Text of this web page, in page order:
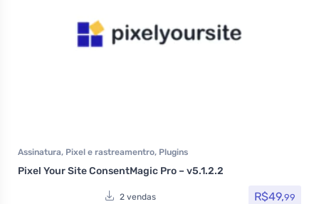
Assinatura, Pixel e rastreamentro, Plugins
Pixel Your Site ConsentMagic Pro – v5.1.2.2
2 vendas R$49,99